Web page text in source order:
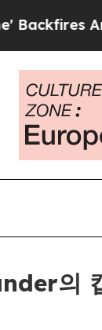
의